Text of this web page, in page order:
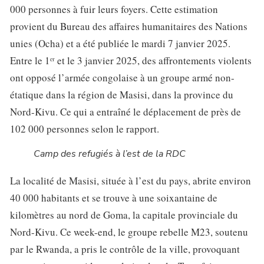
000 personnes à fuir leurs foyers. Cette estimation
provient du Bureau des affaires humanitaires des Nations
unies (Ocha) et a été publiée le mardi 7 janvier 2025.
Entre le 1ᵉʳ et le 3 janvier 2025, des affrontements violents
ont opposé l’armée congolaise à un groupe armé non-
étatique dans la région de Masisi, dans la province du
Nord-Kivu. Ce qui a entraîné le déplacement de près de
102 000 personnes selon le rapport.
Camp des refugiés à l’est de la RDC
La localité de Masisi, située à l’est du pays, abrite environ
40 000 habitants et se trouve à une soixantaine de
kilomètres au nord de Goma, la capitale provinciale du
Nord-Kivu. Ce week-end, le groupe rebelle M23, soutenu
par le Rwanda, a pris le contrôle de la ville, provoquant